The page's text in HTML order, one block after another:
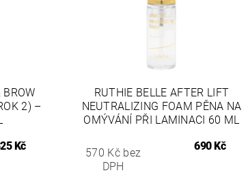
BROW
2) –
Kč
RUTHIE BELLE AFTER LIFT
NEUTRALIZING FOAM PĚNA NA
OMÝVÁNÍ PŘI LAMINACI 60 ML
570 Kč bez
DPH
690 Kč